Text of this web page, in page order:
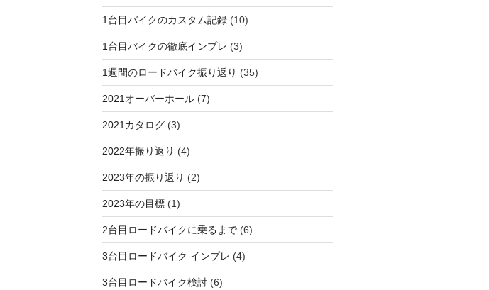
1台目バイクのカスタム記録(10)
1台目バイクの徹底インプレ (3)
1週間のロードバイク振り返り (35)
2021オーバーホール(7)
2021カタログ(3)
2022年振り返り (4)
2023年の振り返り (2)
2023年の目標(1)
2台目ロードバイクに乗るまで(6)
3台目ロードバイク インプレ (4)
3台目ロードバイク検討(6)